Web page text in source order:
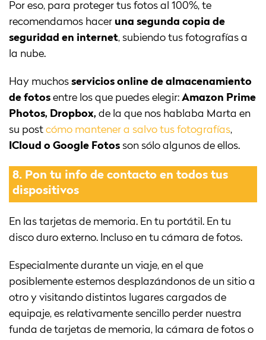
Por eso, para proteger tus fotos al 100%, te
recomendamos hacer una segunda copia de
seguridad en internet, subiendo tus fotografías a
la nube.
Hay muchos servicios online de almacenamiento
de fotos entre los que puedes elegir: Amazon Prime
Photos, Dropbox, de la que nos hablaba Marta en
su post cómo mantener a salvo tus fotografías,
ICloud o Google Fotos son sólo algunos de ellos.
8. Pon tu info de contacto en todos tus
dispositivos
En las tarjetas de memoria. En tu portátil. En tu
disco duro externo. Incluso en tu cámara de fotos.
Especialmente durante un viaje, en el que
posiblemente estemos desplazándonos de un sitio a
otro y visitando distintos lugares cargados de
equipaje, es relativamente sencillo perder nuestra
funda de tarjetas de memoria, la cámara de fotos o